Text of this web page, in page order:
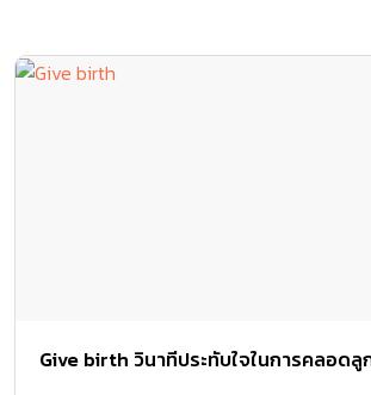
Give birth วินาทีประทับใจในการคลอด